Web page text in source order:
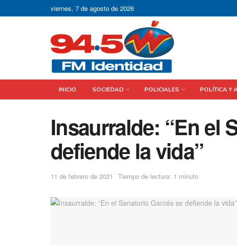
viernes, 7 de agosto de 2026
INICIO SOCIEDAD POLICIALES POLÍTICA Y
Insaurralde: “En el
defiende la vida”
11 de febrero de 2021 Tiempo de lectura: 1 minuto